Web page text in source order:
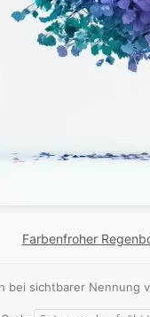
Farbenfroher
bei sichtbarer